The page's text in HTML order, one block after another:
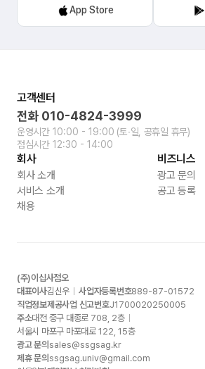
App Store
고객센터
전화 010-4824-3999
운영시간 10:00 - 19:00 (토∙일, 공휴일 휴무)
점심시간 12:30 - 14:00
회사
회사 소개
서비스 소개
채용
비즈니스
광고 문의
공고 등록
(주)이십사점오
대표이사김신우 사업자등록번호889-87-01572
직업정보제공사업 신고번호J1700020250005
주소대전 중구 대종로 708, 2층
서울시 마포구 마포대로 122, 15층
광고 문의 sales@ssgsag.kr
제휴 문의 ssgsag.univ@gmail.com